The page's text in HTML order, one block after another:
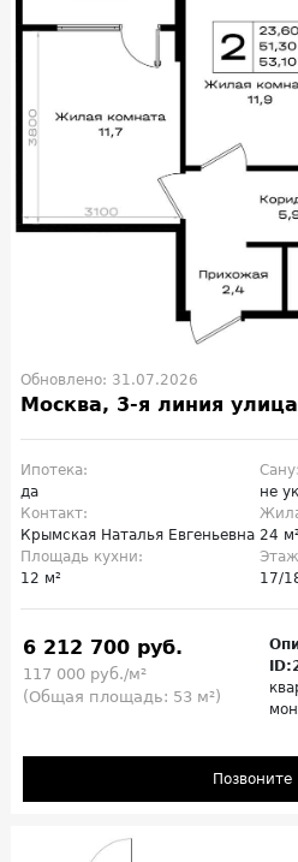
Обновлено: 31.07.2026
Москва, 3-я линия
Ипотека:
да
не
Контакт:
Крымская Наталья Евгеньевна 24 м²
Площадь кухни:
12 м²
Этаж
17/
6 212 700 руб.
117 000 руб./м²
(Общая площадь: 53 м²)
Позвоните